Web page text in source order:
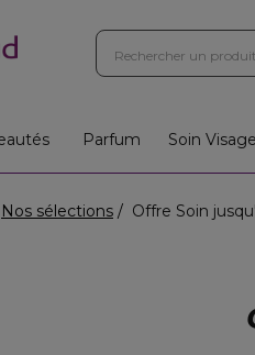
Parfum Soin Visage
Nos sélections Offre Soin